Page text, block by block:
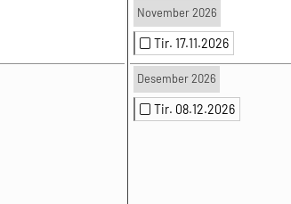
November 2026
Tir. 17.11.2026
Desember 2026
Tir. 08.12.2026